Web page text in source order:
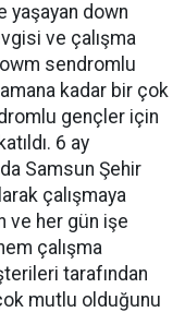
yaşayan down
ve çalışma
sendromlu
kadar bir çok
gençler için
6 ay
Samsun Şehir
çalışmaya
ve her gün işe
çalışma
tarafından
mutlu olduğunu